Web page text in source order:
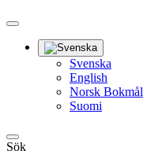
Svenska
English
Norsk Bokmål
Suomi
Sök